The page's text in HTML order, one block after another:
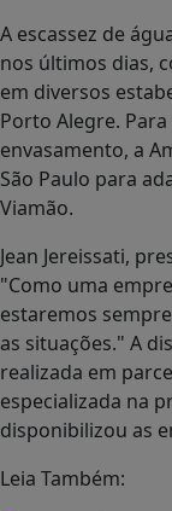
A escassez de
nos últimos dias,
em diversos
Porto Alegre.
envasamento, a
São Paulo para
Viamão.
Jean Jereissati,
"Como uma
estaremos
as situações." A
realizada em
especializada na
disponibilizou as
Leia Também: